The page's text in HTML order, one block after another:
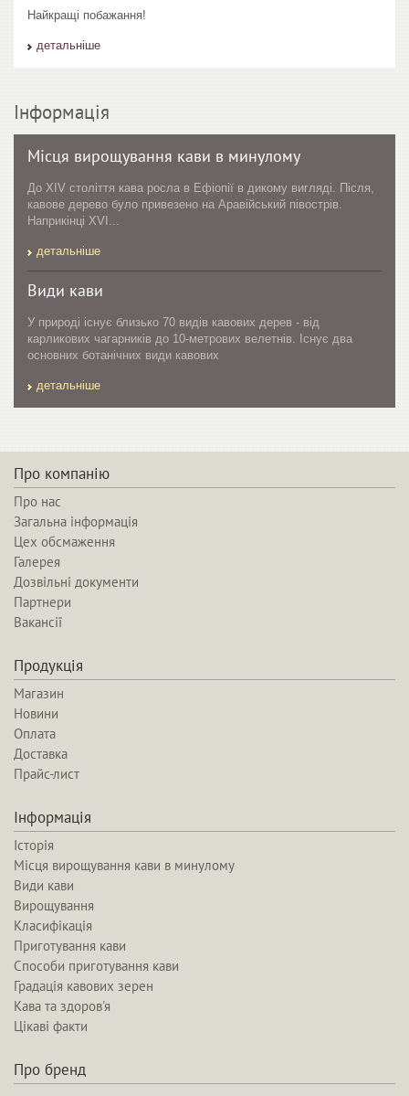
Найкращі побажання!
детальніше
Інформація
Місця вирощування кави в минулому
До XIV століття кава росла в Ефіопії в дикому вигляді. Після,
кавове дерево було привезено на Аравійський півострів.
Наприкінці XVI...
детальніше
Види кави
У природі існує близько 70 видів кавових дерев - від
карликових чагарників до 10-метрових велетнів. Існує два
основних ботанічних види кавових
детальніше
Про компанію
Про нас
Загальна інформація
Цех обсмаження
Галерея
Дозвільні документи
Партнери
Вакансії
Про бренд
Продукція
Магазин
Новини
Оплата
Доставка
Прайс-лист
Інформація
Історія
Місця вирощування кави в минулому
Види кави
Вирощування
Класифікація
Приготування кави
Способи приготування кави
Градація кавових зерен
Кава та здоров'я
Цікаві факти